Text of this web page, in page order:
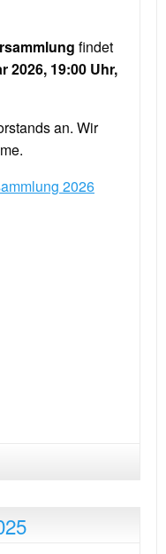
findet
2026, 19:00 Uhr,
an. Wir
2026